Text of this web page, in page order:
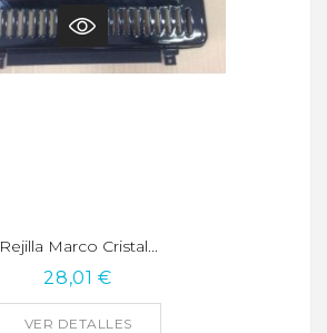
Rejilla Marco Cristal...
28,01 €
VER DETALLES